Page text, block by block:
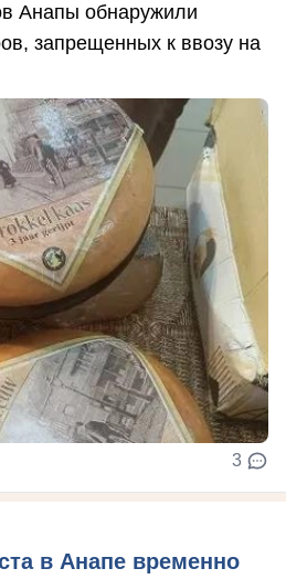
Анапы обнаружили
запрещенных к ввозу на
3
в Анапе временно